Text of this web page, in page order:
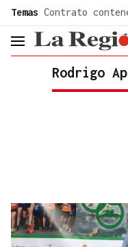
Temas Contrato
header.menu.open
Rodrigo